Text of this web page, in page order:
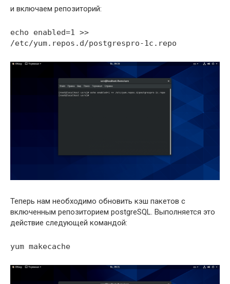
и включаем репозиторий:
echo enabled=1 >>
/etc/yum.repos.d/postgrespro-1c.repo
Теперь нам необходимо обновить кэш пакетов с
включенным репозиторием postgreSQL. Выполняется это
действие следующей командой:
yum makecache